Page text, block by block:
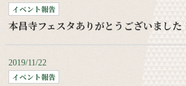
イベント報告
本昌寺フェスタありがとうございました
2019/11/22
イベント報告